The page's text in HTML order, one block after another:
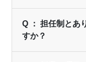
室にお問い合わせく
Q ： 担任制とありますが、講師の変更はできま
すか？